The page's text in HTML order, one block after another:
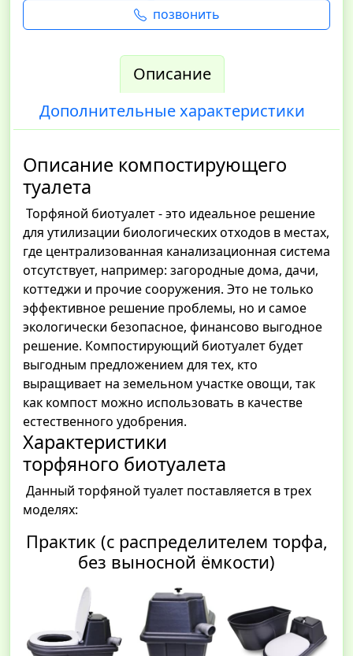
позвонить
Описание
Дополнительные характеристики
Описание компостирующего
туалета
Торфяной биотуалет - это идеальное решение
для утилизации биологических отходов в местах,
где централизованная канализационная система
отсутствует, например: загородные дома, дачи,
коттеджи и прочие сооружения. Это не только
эффективное решение проблемы, но и самое
экологически безопасное, финансово выгодное
решение. Компостирующий биотуалет будет
выгодным предложением для тех, кто
выращивает на земельном участке овощи, так
как компост можно использовать в качестве
естественного удобрения.
Характеристики
торфяного биотуалета
Данный торфяной туалет поставляется в трех
моделях:
Практик (с распределителем торфа,
без выносной ёмкости)